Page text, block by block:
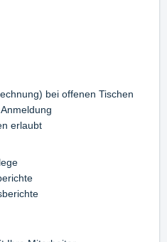
bei offenen Tischen
erlaubt